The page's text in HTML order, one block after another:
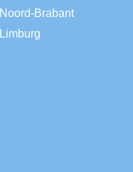
Noord-Brabant
Limburg